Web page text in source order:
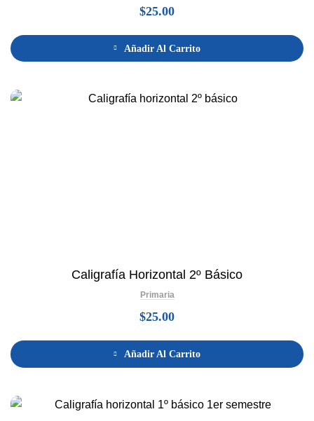
$25.00
Añadir Al Carrito
Caligrafía Horizontal 2º Básico
Primaria
$25.00
Añadir Al Carrito